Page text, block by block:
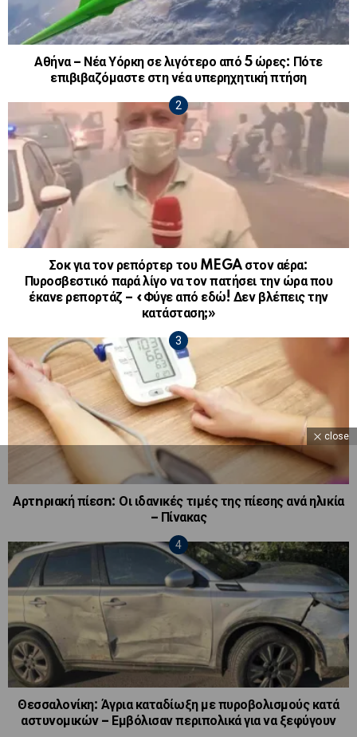
Αθήνα – Νέα Υόρκη σε λιγότερο από 5 ώρες: Πότε
επιβιβαζόμαστε στη νέα υπερηχητική πτήση
Σοκ για τον ρεπόρτερ του MEGA στον αέρα:
Πυροσβεστικό παρά λίγο να τον πατήσει την ώρα που
έκανε ρεπορτάζ – «Φύγε από εδώ! Δεν βλέπεις την
κατάσταση;»
Αρτnρıακή πίεσn: Οι ιδανıκές τıμές της πίεσης ανά ηλıκία
– Πίνακας
Θεσσαλονίκη: Άγρια καταδίωξη με πυροβολισμούς κατά
αστυνομικών – Εμβόλισαν περιπολικά για να ξεφύγουν
close